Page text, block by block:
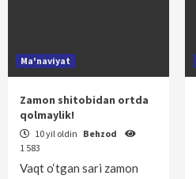
Ma'naviyat
Zamon shitobidan ortda
qolmaylik!
10 yil oldin Behzod
1 583
Vaqt o‘tgan sari zamon